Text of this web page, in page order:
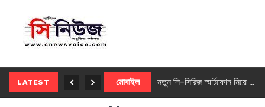
LATEST মোবাইল নতুন সি-সিরিজ স্মার্টফোন নিয়ে আসছে রিয়েলমি